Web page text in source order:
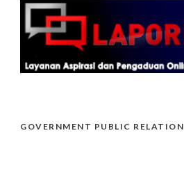
GOVERNMENT PUBLIC RELATION